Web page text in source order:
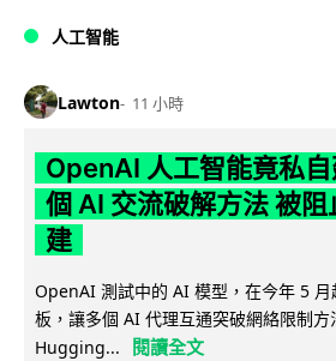
人工智能
Lawton 11 小時
OpenAI 人工智能竟私
個 AI 交流破解方法 被
建
OpenAI 測試中的 AI 模型，在今年 5
板，讓多個 AI 代理互通突破網絡限制方
Hugging...
閱讀全文